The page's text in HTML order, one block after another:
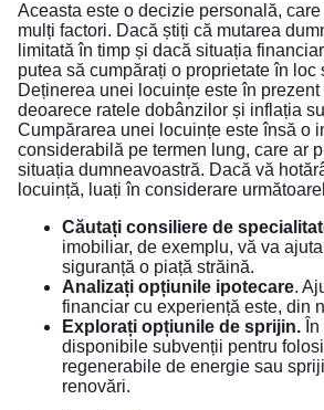
Aceasta este o decizie personală,
mulți factori. Dacă știți că mutarea
limitată în timp și dacă situația
putea să cumpărați o proprietate în loc
Deținerea unei locuințe este în
deoarece ratele dobânzilor și inflația
Cumpărarea unei locuințe este însă o
considerabilă pe termen lung, care ar
situația dumneavoastră. Dacă vă
locuință, luați în considerare
Căutați consiliere de
imobiliar, de exemplu, vă va
siguranță o piață străină.
Analizați opțiunile ipotecare.
financiar cu experiență este, din
Explorați opțiunile de sprijin.
disponibile subvenții pentru
regenerabile de energie sau
renovări.